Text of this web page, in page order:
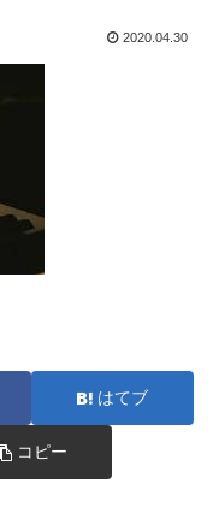
2020.04.30
はてブ
コピー